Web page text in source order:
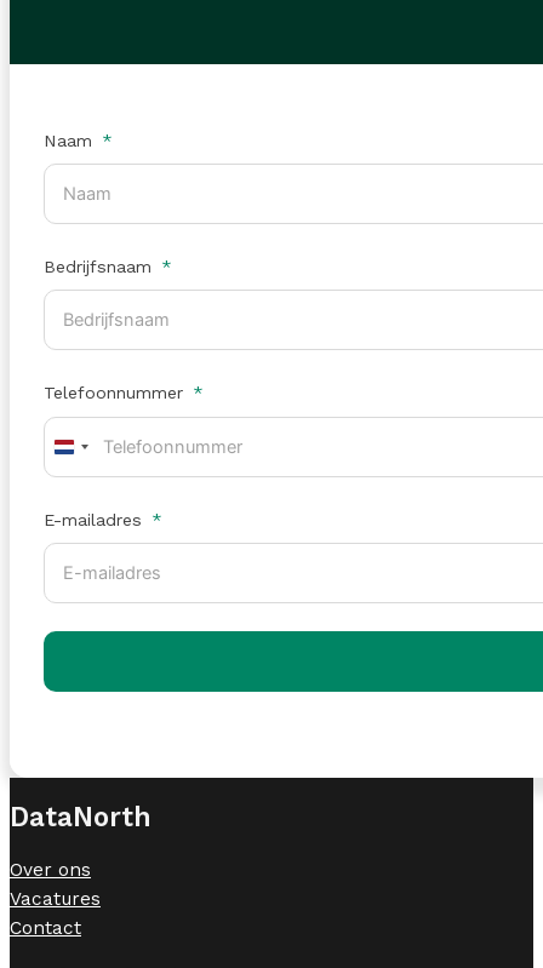
Naam
Bedrijfsnaam
Telefoonnummer
Netherlands
+31
E-mailadres
DataNorth
Over ons
Vacatures
Contact